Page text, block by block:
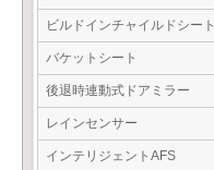
ビルドインチャイルドシート
バケットシート
後退時連動式ドアミラー
レインセンサー
インテリジェントAFS